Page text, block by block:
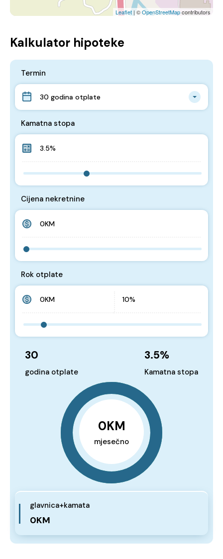
Leaflet | ©OpenStreetMapcontributors
Kalkulator hipoteke
Termin
30 godina otplate
Kamatna stopa
Cijena nekretnine
Rok otplate
30
godina otplate
3.5%
Kamatna stopa
0KM
mjesečno
glavnica+kamata
0KM